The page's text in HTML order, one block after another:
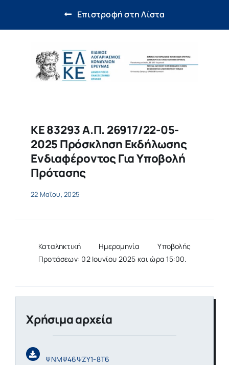
Η ζωή στο ΔΠΘ
Επιστροφή στη Λίστα
ΚΕ 83293 Α.Π. 26917/22-05-
2025 Πρόσκληση Εκδήλωσης
Ενδιαφέροντος Για Υποβολή
Πρότασης
22 Μαΐου, 2025
Καταληκτική Ημερομηνία Υποβολής
Προτάσεων: 02 Ιουνίου 2025 και ώρα 15:00.
Χρήσιμα αρχεία
ΨΝΜΨ46ΨΖΥ1-8Τ6